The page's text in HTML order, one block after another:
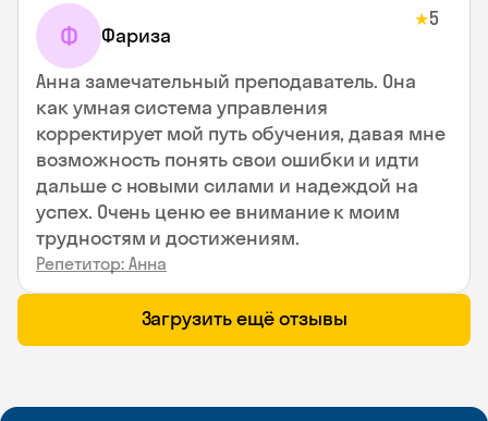
Ф Фариза
★5
Анна замечательный преподаватель. Она
как умная система управления
корректирует мой путь обучения, давая мне
возможность понять свои ошибки и идти
дальше с новыми силами и надеждой на
успех. Очень ценю ее внимание к моим
трудностям и достижениям.
Репетитор: Анна
Загрузить ещё отзывы